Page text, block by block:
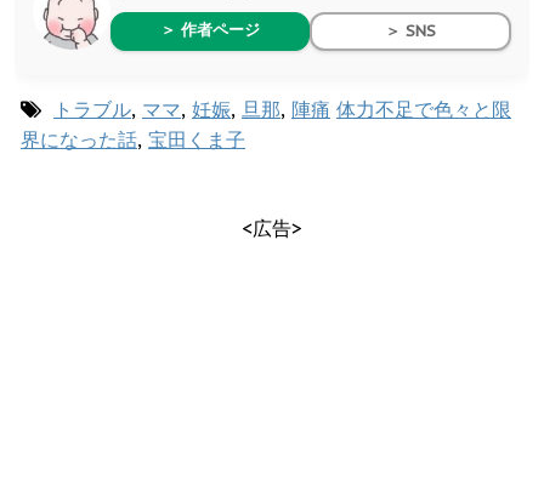
＞ 作者ページ ＞ SNS
トラブル, ママ, 妊娠, 旦那, 陣痛 体力不足で色々と限
界になった話, 宝田くま子
<広告>